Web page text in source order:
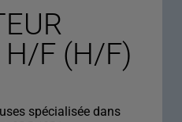
H/F (H/F)
spécialisée dans